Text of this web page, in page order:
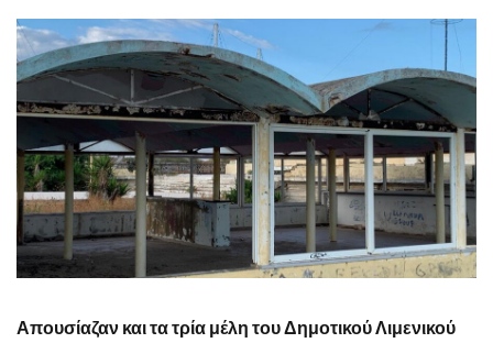
Απουσίαζαν και τα τρία μέλη του Δημοτικού Λιμενικού